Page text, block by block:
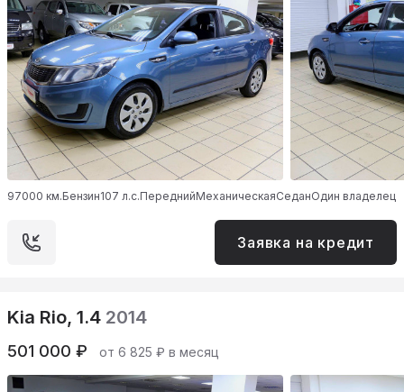
97000 км.Бензин107 л.с.ПереднийМеханическаяСеданОдин владелец
Заявка на кредит
Kia Rio, 1.4 2014
501 000 ₽ от 6 825 ₽ в месяц